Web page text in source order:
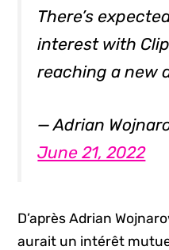
There’s
interest with
reaching a new
— Adrian
June 21, 2022
D’après Adrian
aurait un intérêt